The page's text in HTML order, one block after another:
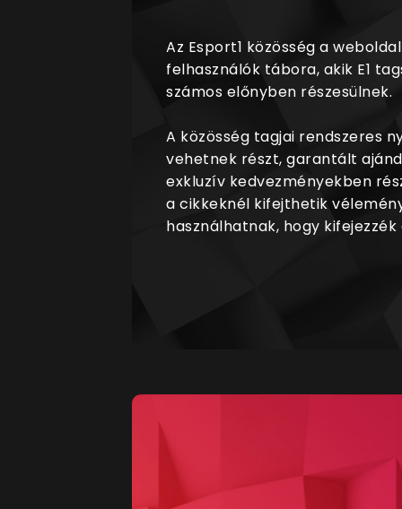
Az Esport1 közösség a
felhasználók tábora, akik E1
számos előnyben részesülnek.
A közösség tagjai rendszeres
vehetnek részt, garantált
exkluzív kedvezményekben
a cikkeknél kifejthetik
használhatnak, hogy